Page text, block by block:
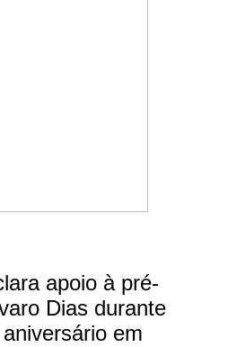
apoio à pré-
Dias durante
em